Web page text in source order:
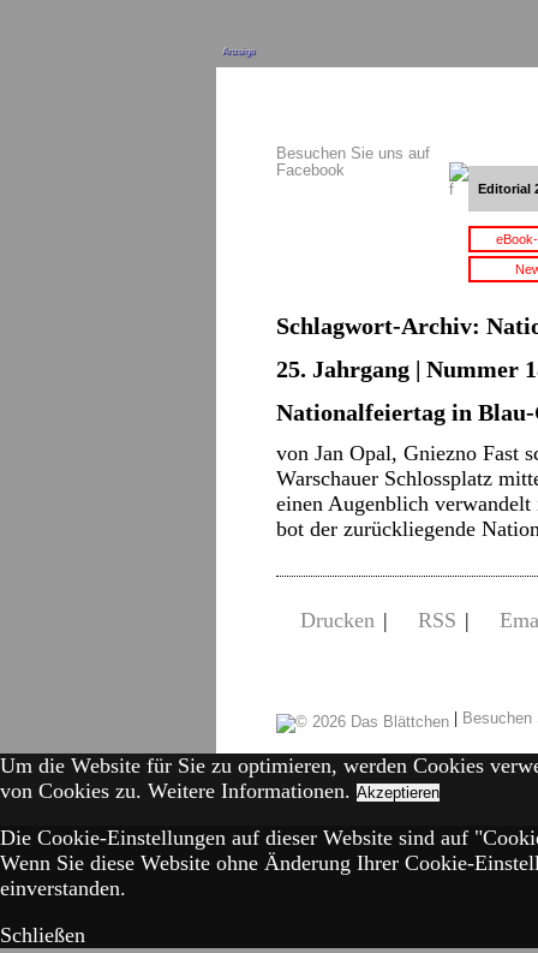
Anzeige
Besuchen Sie uns auf
Facebook
Editorial
Schlagwort-Archiv:
25. Jahrgang | Nummer
Nationalfeiertag in
von Jan Opal, Gniezno Fast
Warschauer Schlossplatz
einen Augenblich
bot der zurückliegende
Drucken | RSS |
|
Um die Website für Sie zu optimieren, werden Cookies
von Cookies zu. Weitere Informationen. Akzeptieren
Die Cookie-Einstellungen auf dieser Website sind auf
Wenn Sie diese Website ohne Änderung Ihrer Cookie-
einverstanden.
Schließen